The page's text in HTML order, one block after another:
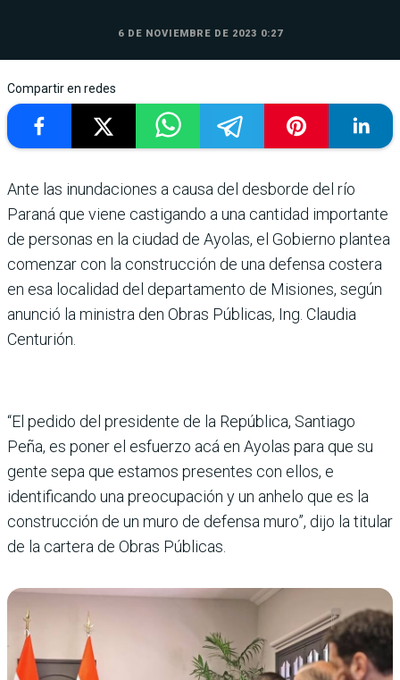
6 DE NOVIEMBRE DE 2023 0:27
Compartir en redes
Ante las inunda­ciones a causa del desborde del río
Paraná que viene castigando a una cantidad importante
de personas en la ciudad de Ayolas, el Gobierno plantea
comenzar con la construc­ción de una defensa costera
en esa localidad del depar­tamento de Misiones, según
anunció la ministra den Obras Públicas, Ing. Clau­dia
Centurión.
“El pedido del presidente de la República, Santiago
Peña, es poner el esfuerzo acá en Ayolas para que su
gente sepa que estamos presentes con ellos, e
identificando una preocupación y un anhelo que es la
construcción de un muro de defensa muro”, dijo la titular
de la cartera de Obras Públicas.